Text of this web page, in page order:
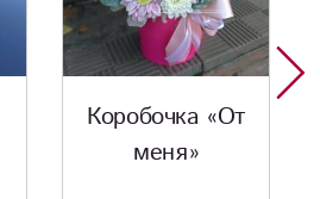
Композиция
«С любовью»